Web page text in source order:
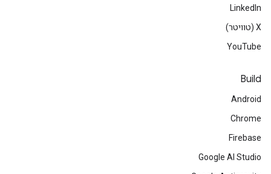
LinkedIn
‫X (טוויטר)
YouTube
Build
Android
Chrome
Firebase
Google AI Studio